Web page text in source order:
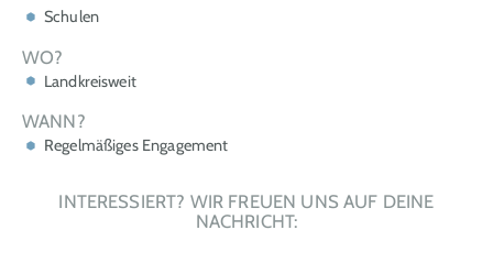
Schulen
WO?
Landkreisweit
WANN?
Regelmäßiges Engagement
INTERESSIERT? WIR FREUEN UNS AUF DEINE
NACHRICHT: